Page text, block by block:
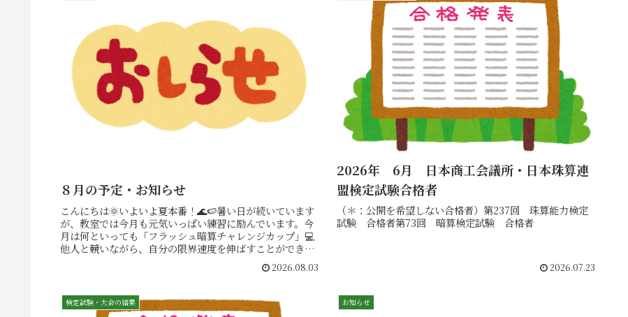
８月の予定・お知らせ
こんにちは🌞いよいよ夏本番！🌊🍉暑い日が続いています
が、教室では今月も元気いっぱい練習に励んでいます。今
月は何といっても「フラッシュ暗算チャレンジカップ」💻
他人と競いながら、自分の限界速度を伸ばすことができ
2026.08.03
2026年 6月 日本商工会議所・日本珠算連
盟検定試験合格者
（＊：公開を希望しない合格者）第237回 珠算能力検定
試験 合格者第73回 暗算検定試験 合格者
2026.07.23
検定試験・大会の結果 お知らせ